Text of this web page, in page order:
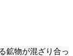
鉱物が混ざり合っ